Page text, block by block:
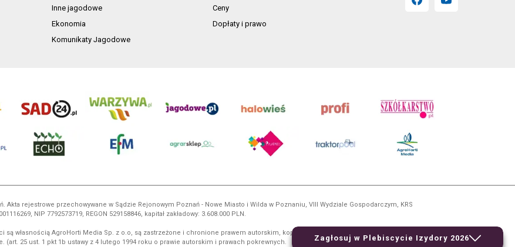
Zagłosuj w Plebiscycie Izydory 2026
Inne jagodowe
Ceny
Ekonomia
Dopłaty i prawo
Komunikaty Jagodowe
Akta rejestrowe przechowywane w Sądzie Rejonowym Poznań - Nowe Miasto i Wilda w Poznaniu, VIII Wydziale Gospodarczym, KRS
NIP 7792573719, REGON 529158846, kapitał zakładowy: 3.608.000 PLN.
własnością AgroHorti Media Sp. z o.o, są zastrzeżone i chronione prawem autorskim, kopiowanie i dalsze rozpowszechnianie treści
(art. 25 ust. 1 pkt 1b ustawy z 4 lutego 1994 roku o prawie autorskim i prawach pokrewnych.